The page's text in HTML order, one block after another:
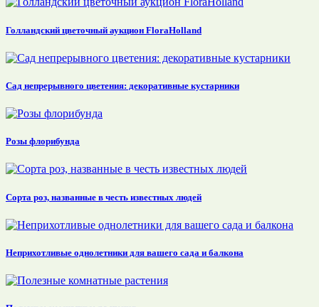
Голландский цветочный аукцион FloraHolland
Сад непрерывного цветения: декоративные кустарники
Розы флорибунда
Сорта роз, названные в честь известных людей
Неприхотливые однолетники для вашего сада и балкона